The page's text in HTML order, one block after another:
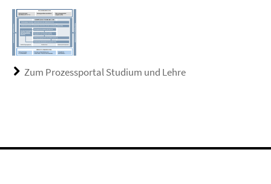
Zum Prozessportal Studium und Lehre